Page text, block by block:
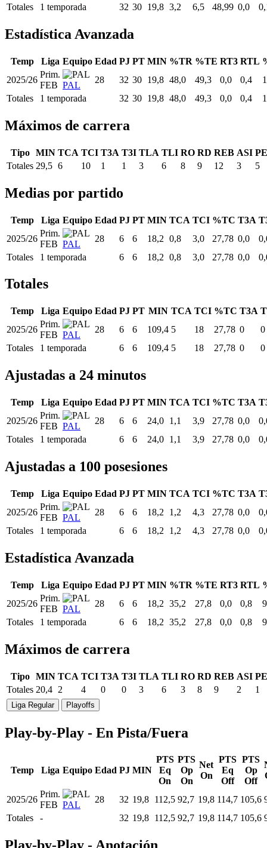
Totales
1 temporada 32 30 19,8 3,2 6,5 48,99 0,0
Estadística Avanzada
Temp Liga Equipo Edad PJ PT MIN %TR %TE RT3 RTL
2025/26
Prim.
FEB PAL
28 32 30 19,8 48,0 49,3 0,0 0,4
Totales
1 temporada 32 30 19,8 48,0 49,3 0,0 0,4
Máximos de carrera
Tipo MIN TCA TCI T3A T3I TLA TLI RO RD REB ASI
Totales 29,5 6 10 1 1 3 6 8 9 12 3 5
Medias por partido
Temp Liga Equipo Edad PJ PT MIN TCA TCI %TC T3A
2025/26
Prim.
FEB PAL
28 6 6 18,2 0,8 3,0 27,78 0,0
Totales
1 temporada 6 6 18,2 0,8 3,0 27,78 0,0
Totales
Temp Liga Equipo Edad PJ PT MIN TCA TCI %TC T3A
2025/26
Prim.
FEB PAL
28 6 6 109,4 5 18 27,78 0
0
Totales
1 temporada 6 6 109,4 5 18 27,78 0 0
Ajustadas a 24 minutos
Temp Liga Equipo Edad PJ PT MIN TCA TCI %TC T3A
2025/26
Prim.
FEB PAL
28 6 6 24,0 1,1 3,9 27,78 0,0
Totales
1 temporada 6 6 24,0 1,1 3,9 27,78 0,0
Ajustadas a 100 posesiones
Temp Liga Equipo Edad PJ PT MIN TCA TCI %TC T3A
2025/26
Prim.
FEB PAL
28 6 6 18,2 1,2 4,3 27,78 0,0
Totales
1 temporada 6 6 18,2 1,2 4,3 27,78 0,0
Estadística Avanzada
Temp Liga Equipo Edad PJ PT MIN %TR %TE RT3 RTL
2025/26
Prim.
FEB PAL
28 6 6 18,2 35,2 27,8 0,0 0,8
Totales
1 temporada 6 6 18,2 35,2 27,8 0,0 0,8
Máximos de carrera
Tipo MIN TCA TCI T3A T3I TLA TLI RO RD REB ASI
Totales 20,4 2 4 0 0 3 6 3 8 9 2 1
Liga Regular Playoffs
Play-by-Play - En Pista/Fuera
Temp Liga Equipo Edad PJ MIN
PTS
Eq
On
PTS
Op
On
Net
On
PTS
Eq
Off
PTS
Op
Off
2025/26
Prim.
FEB PAL
28 32 19,8 112,5 92,7 19,8 114,7 105,6
Totales
- 32 19,8 112,5 92,7 19,8 114,7 105,6